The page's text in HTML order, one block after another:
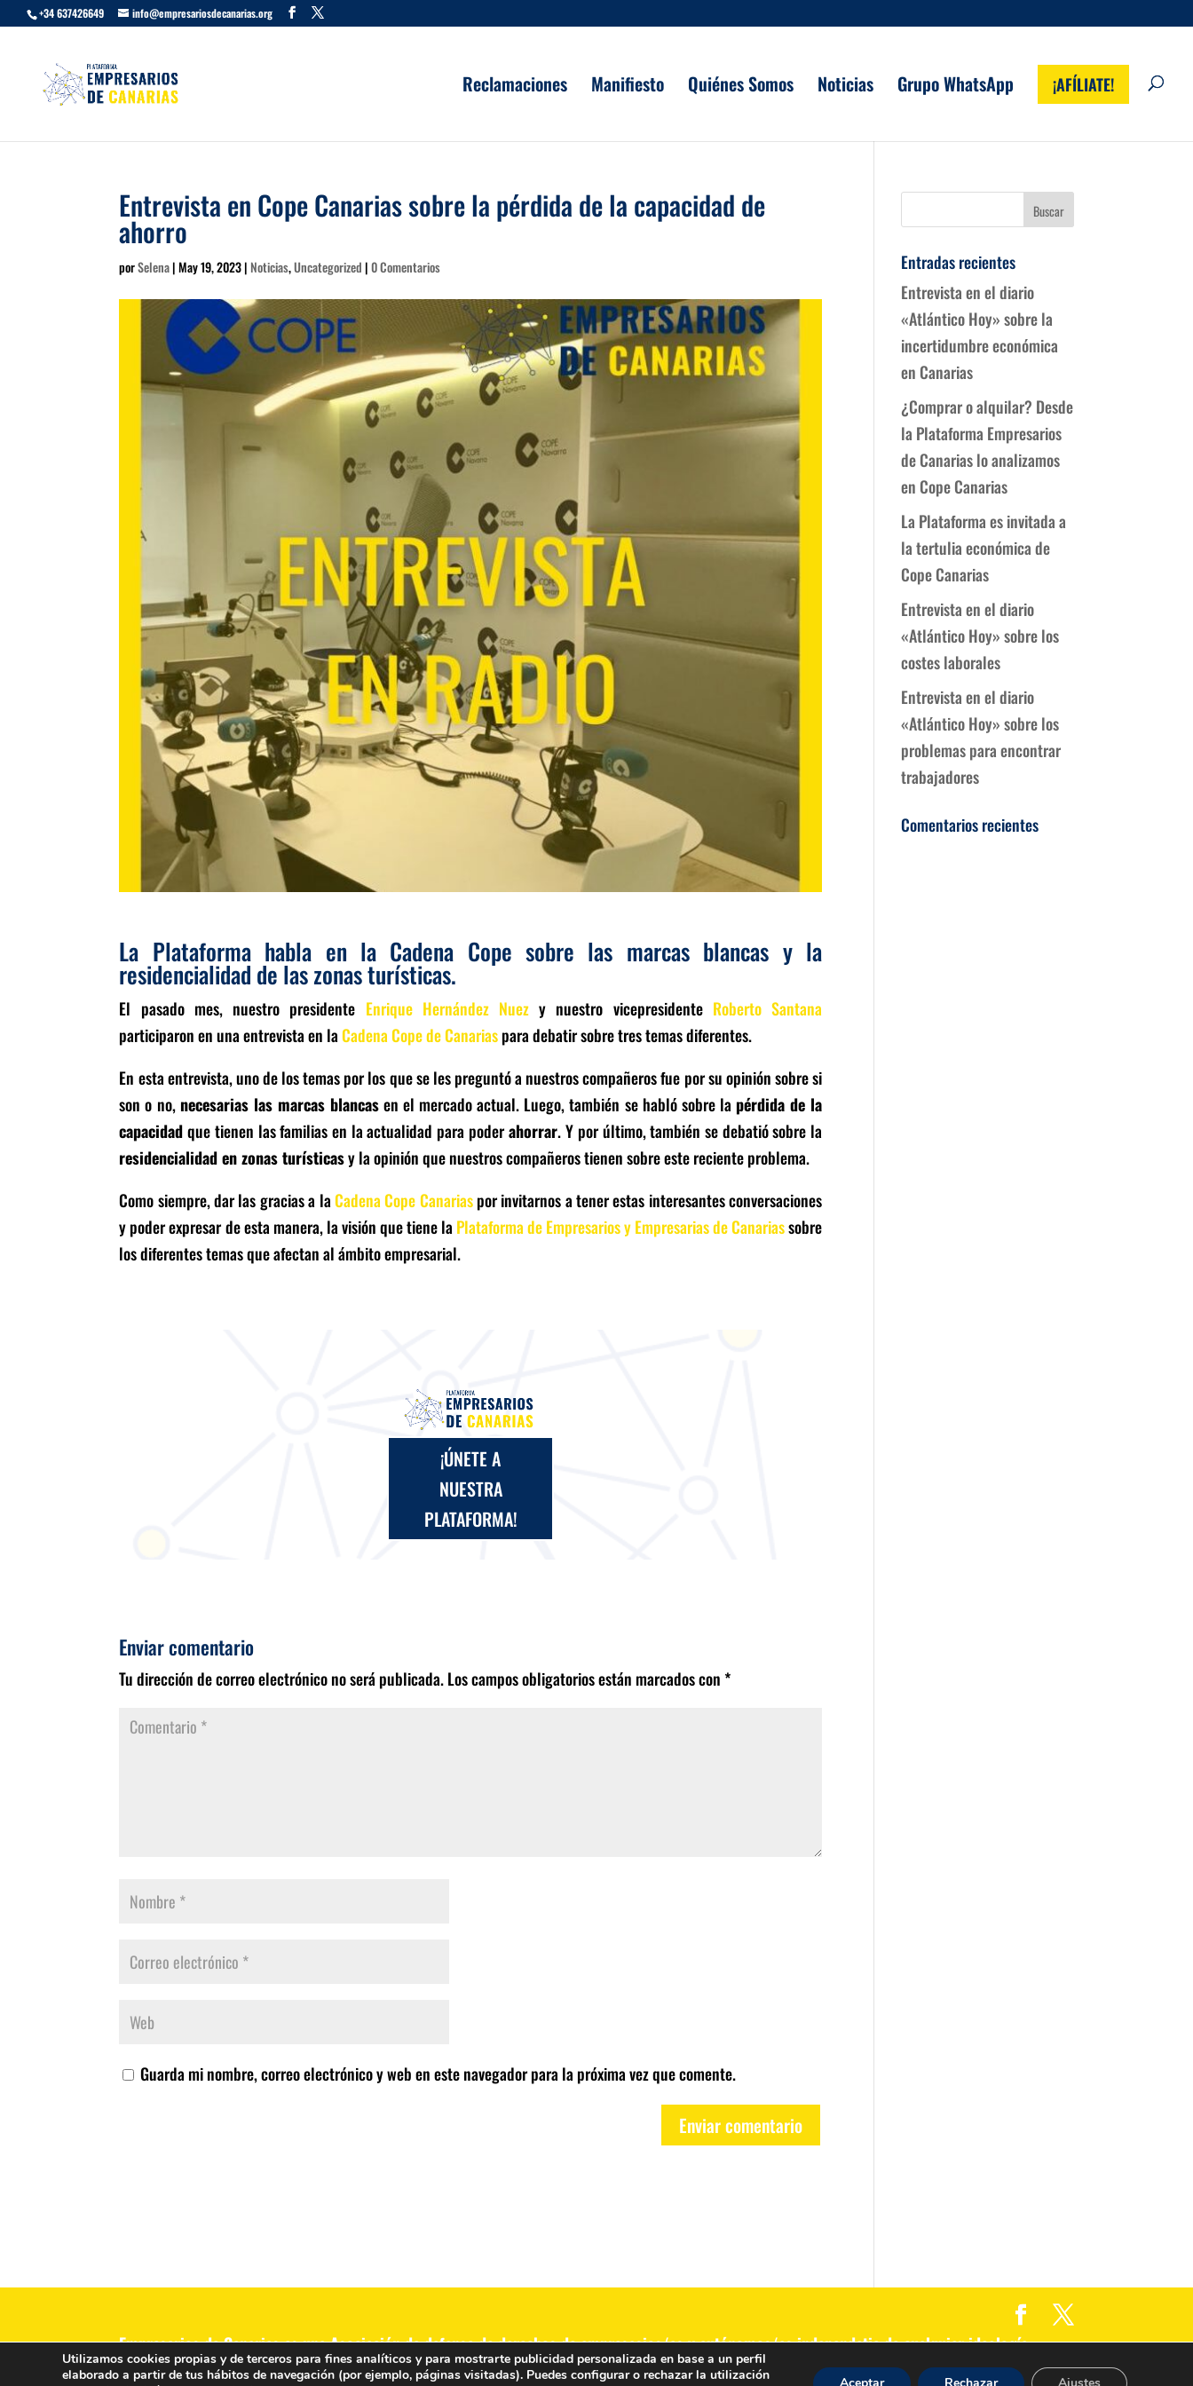
+34 637426649 info@empresariosdecanarias.org
Reclamaciones Manifiesto Quiénes Somos Noticias Grupo WhatsApp ¡AFÍLIATE!
Entrevista en Cope Canarias sobre la pérdida de la capacidad de
ahorro
porSelena|May 19, 2023| Noticias,Uncategorized |0 Comentarios
La Plataforma habla en la Cadena Cope sobre las marcas blancas y la
residencialidad de las zonas turísticas.
El pasado mes, nuestro presidente Enrique Hernández Nuezy nuestro vicepresidente Roberto Santana
participaron en una entrevista en laCadena Cope de Canariaspara debatir sobre tres temas diferentes.
En esta entrevista, uno de los temas por los que se les preguntó a nuestros compañeros fue por su opinión sobre si
son o no, necesarias las marcas blancasen el mercado actual. Luego, también se habló sobre la pérdida de la
capacidadque tienen las familias en la actualidad para poderahorrar. Y por último, también se debatió sobre la
residencialidad en zonas turísticasy la opinión que nuestros compañeros tienen sobre este reciente problema.
Como siempre, dar las gracias a laCadena Cope Canariaspor invitarnos a tener estas interesantes conversaciones
y poder expresar de esta manera, la visión que tiene laPlataforma de Empresarios y Empresarias de Canariassobre
los diferentes temas que afectan al ámbito empresarial.
¡ÚNETE A
NUESTRA
PLATAFORMA!
Enviar comentario
Tu dirección de correo electrónico no será publicada.Los campos obligatorios están marcados con *
Guarda mi nombre, correo electrónico y web en este navegador para la próxima vez que comente.
Entradas recientes
Entrevista en el diario
«Atlántico Hoy» sobre la
incertidumbre económica
en Canarias
¿Comprar o alquilar? Desde
la Plataforma Empresarios
de Canarias lo analizamos
en Cope Canarias
La Plataforma es invitada a
la tertulia económica de
Cope Canarias
Entrevista en el diario
«Atlántico Hoy» sobre los
costes laborales
Entrevista en el diario
«Atlántico Hoy» sobre los
problemas para encontrar
trabajadores
Comentarios recientes
Empresarios de Canarias es una Asociación de defensa de derechos de empresasios/as y autónomos/as independetie de cualquier ideología
política.
Utilizamos cookies propias y de terceros para fines analíticos y para mostrarte publicidad personalizada en base a un perfil
elaborado a partir de tus hábitos de navegación (por ejemplo, páginas visitadas). Puedes configurar o rechazar la utilización